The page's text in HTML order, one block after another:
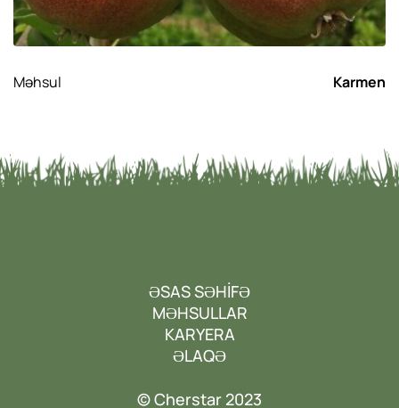
Məhsul Karmen
ƏSAS SƏHİFƏ
MƏHSULLAR
KARYERA
ƏLAQƏ
© Cherstar 2023